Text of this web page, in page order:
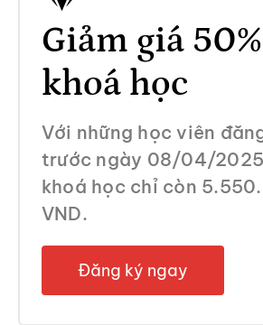
Giảm giá 50%
khoá học
Với những học viên
trước ngày 08/04/
khoá học chỉ còn
VND.
Đăng ký ngay